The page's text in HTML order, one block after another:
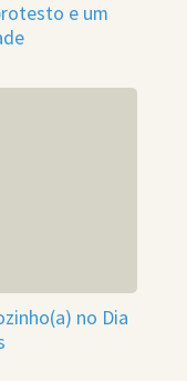
e um
no Dia